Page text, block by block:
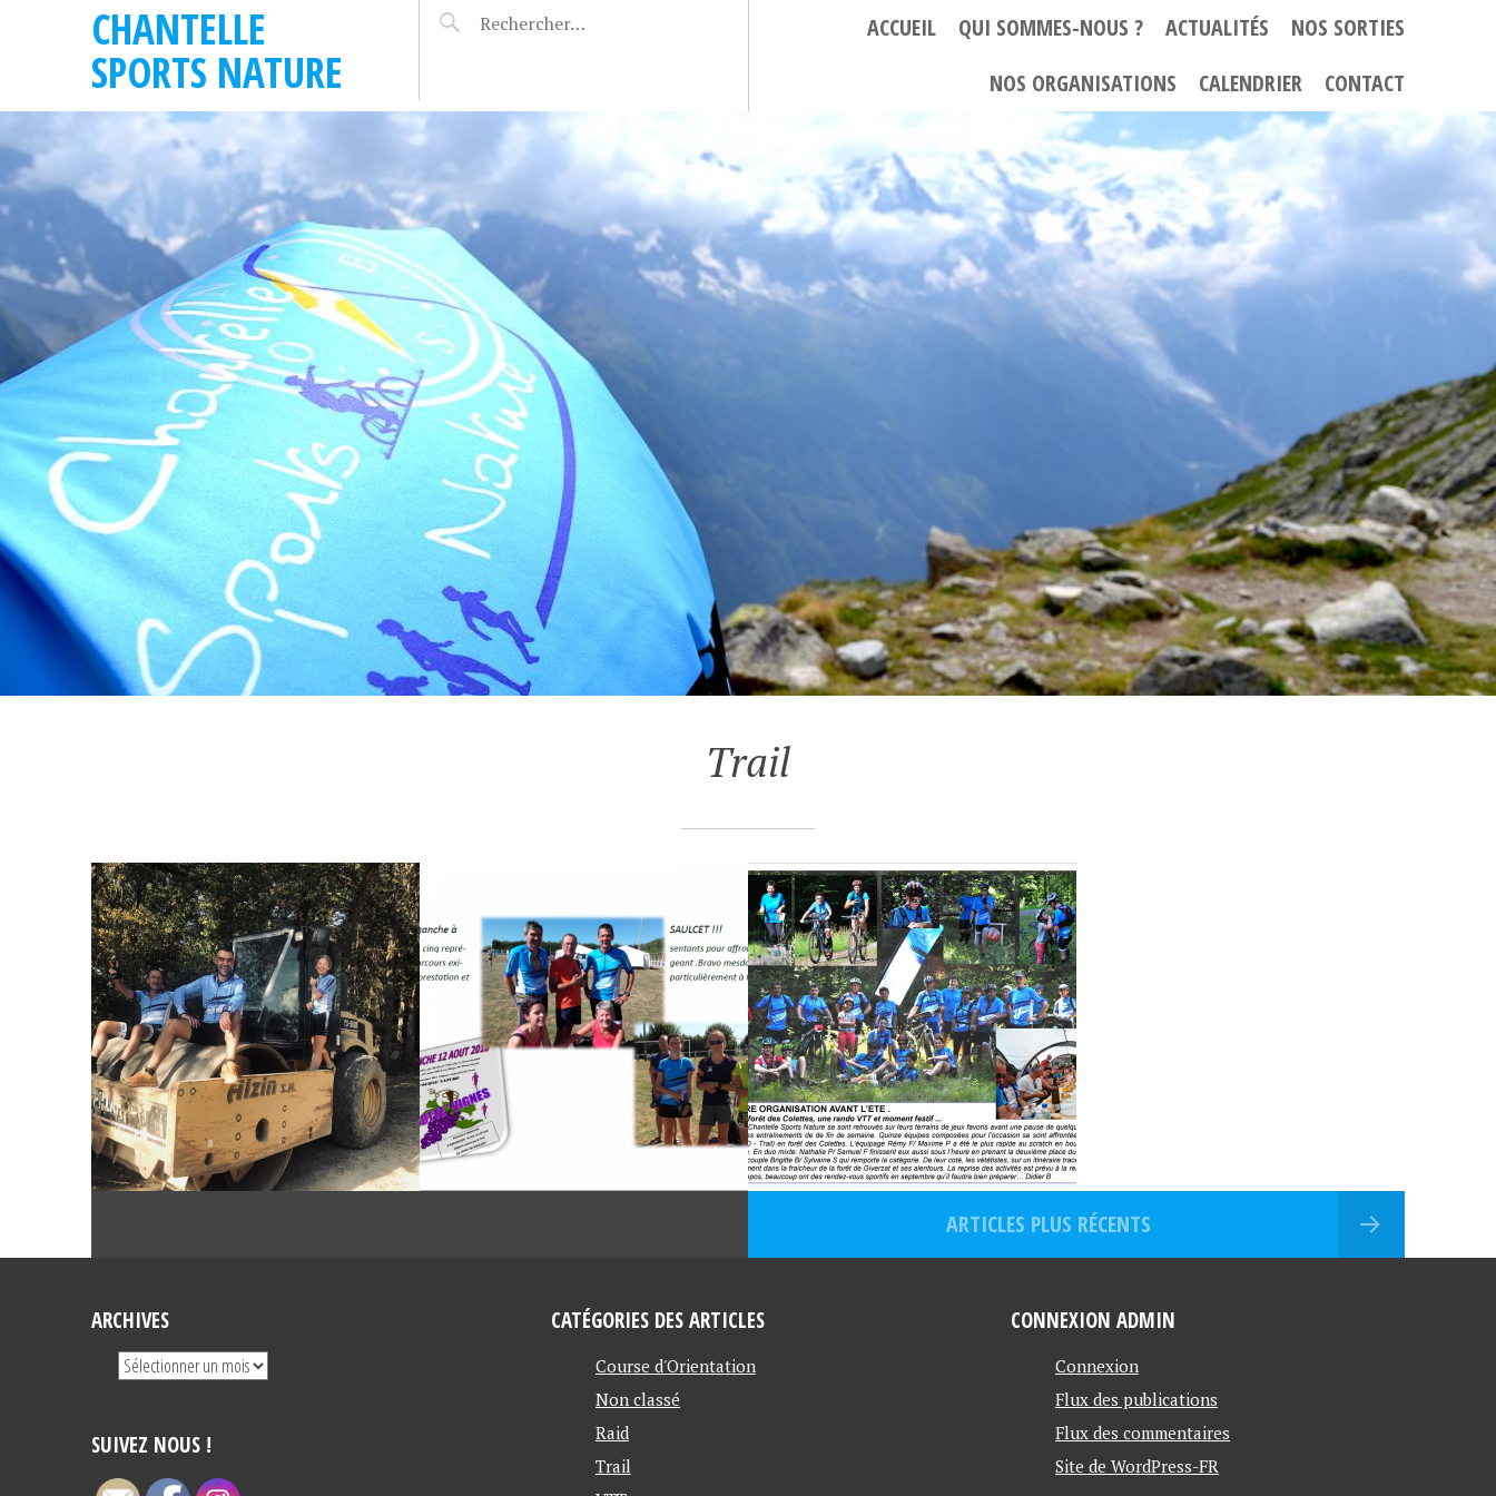
CHANTELLE
SPORTS NATURE
ACCUEIL QUI SOMMES-NOUS ? ACTUALITÉS
NOS SORTIES
NOS ORGANISATIONS
CALENDRIER CONTACT
Trail
23 AOÛT 2018
TROTTE VIGNES 2018
MULTI ACTIVITÉS ET
APÉRO DE FIN D’ANNÉE!
ARTICLES PLUS RÉCENTS
ARCHIVES
SUIVEZ NOUS !
CATÉGORIES DES ARTICLES
Course d'Orientation
Non classé
Raid
Trail
CONNEXION ADMIN
Connexion
Flux des publications
Flux des commentaires
Site de WordPress-FR